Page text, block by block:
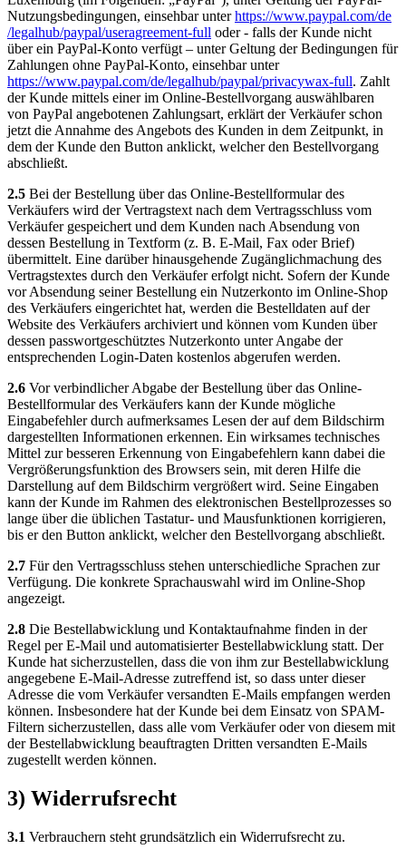
Nutzungsbedingungen, einsehbar unterhttps://www.paypal.com/de
/legalhub/paypal/useragreement-full oder - falls der Kunde nicht
über ein PayPal-Konto verfügt – unter Geltung der Bedingungen für
Zahlungen ohne PayPal-Konto, einsehbar unter
https://www.paypal.com/de/legalhub/paypal/privacywax-full. Zahlt
der Kunde mittels einer im Online-Bestellvorgang auswählbaren
von PayPal angebotenen Zahlungsart, erklärt der Verkäufer schon
jetzt die Annahme des Angebots des Kunden in dem Zeitpunkt, in
dem der Kunde den Button anklickt, welcher den Bestellvorgang
abschließt.
2.5 Bei der Bestellung über das Online-Bestellformular des
Verkäufers wird der Vertragstext nach dem Vertragsschluss vom
Verkäufer gespeichert und dem Kunden nach Absendung von
dessen Bestellung in Textform (z. B. E-Mail, Fax oder Brief)
übermittelt. Eine darüber hinausgehende Zugänglichmachung des
Vertragstextes durch den Verkäufer erfolgt nicht. Sofern der Kunde
vor Absendung seiner Bestellung ein Nutzerkonto im Online-Shop
des Verkäufers eingerichtet hat, werden die Bestelldaten auf der
Website des Verkäufers archiviert und können vom Kunden über
dessen passwortgeschütztes Nutzerkonto unter Angabe der
entsprechenden Login-Daten kostenlos abgerufen werden.
2.6 Vor verbindlicher Abgabe der Bestellung über das Online-
Bestellformular des Verkäufers kann der Kunde mögliche
Eingabefehler durch aufmerksames Lesen der auf dem Bildschirm
dargestellten Informationen erkennen. Ein wirksames technisches
Mittel zur besseren Erkennung von Eingabefehlern kann dabei die
Vergrößerungsfunktion des Browsers sein, mit deren Hilfe die
Darstellung auf dem Bildschirm vergrößert wird. Seine Eingaben
kann der Kunde im Rahmen des elektronischen Bestellprozesses so
lange über die üblichen Tastatur- und Mausfunktionen korrigieren,
bis er den Button anklickt, welcher den Bestellvorgang abschließt.
2.7 Für den Vertragsschluss stehen unterschiedliche Sprachen zur
Verfügung. Die konkrete Sprachauswahl wird im Online-Shop
angezeigt.
2.8 Die Bestellabwicklung und Kontaktaufnahme finden in der
Regel per E-Mail und automatisierter Bestellabwicklung statt. Der
Kunde hat sicherzustellen, dass die von ihm zur Bestellabwicklung
angegebene E-Mail-Adresse zutreffend ist, so dass unter dieser
Adresse die vom Verkäufer versandten E-Mails empfangen werden
können. Insbesondere hat der Kunde bei dem Einsatz von SPAM-
Filtern sicherzustellen, dass alle vom Verkäufer oder von diesem mit
der Bestellabwicklung beauftragten Dritten versandten E-Mails
zugestellt werden können.
3) Widerrufsrecht
3.1 Verbrauchern steht grundsätzlich ein Widerrufsrecht zu.